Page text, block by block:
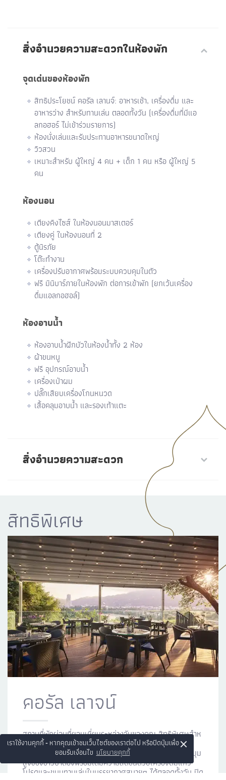
เราใช้งานคุกกี้ - หากคุณเข้าชมเว็บไซต์ของเราต่อไป หรือปิดปุ่มเพื่อ
ยอมรับเงื่อนไข นโยบายคุกกี้
×
สิ่งอำนวยความสะดวกในห้องพัก
จุดเด่นของห้องพัก
สิทธิประโยชน์ คอรัล เลานจ์: อาหารเช้า, เครื่องดื่ม และ
อาหารว่าง สำหรับทานเล่น ตลอดทั้งวัน (เครื่องดื่มที่มีแอ
ลกอฮอร์ ไม่เข้าร่วมรายการ)
ห้องนั่งเล่นและรับประทานอาหารขนาดใหญ่
วิวสวน
เหมาะสำหรับ ผู้ใหญ่ 4 คน + เด็ก 1 คน หรือ ผู้ใหญ่ 5
คน
ห้องนอน
เตียงคิงไซส์ ในห้องนอนมาสเตอร์
เตียงคู่ ในห้องนอนที่ 2
ตู้นิรภัย
โต๊ะทำงาน
เครื่องปรับอากาศพร้อมระบบควบคุมในตัว
ฟรี มินิบาร์ภายในห้องพัก ต่อการเข้าพัก (ยกเว้นเครื่อง
ดื่มแอลกอฮอล์)
ห้องอาบน้ำ
ห้องอาบน้ำฝักบัวในห้องน้ำทั้ง 2 ห้อง
ผ้าขนหนู
ฟรี อุปกรณ์อาบน้ำ
เครื่องเป่าผม
ปลั๊กเสียบเครื่องโกนหนวด
เสื้อคลุมอาบน้ำ และรองเท้าแตะ
สิ่งอำนวยความสะดวก
สิทธิพิเศษ
คอรัล เลาจน์
สถานที่พักผ่อนที่ยอมเยี่ยมระหว่างวันของคุณ สิทธิพิเศษสําห
รับแขกที่พักห้องสวีท คอรัล เลานจ์ ให้คุณได้เริ่มต้นวันใหม่
ด้วยอาหารเช้าหลากหลายสไตล์ ผ่อนคลายไปกับทัศนียภาพมุม
สูงของอ่าวป่าตองพร้อมเติมความสดชื่นด้วยเครื่องดื่มแก้ว
โปรดและขนมทานเล่นในบรรยากาศสบายๆ ได้ตลอดทั้งวัน ปิด